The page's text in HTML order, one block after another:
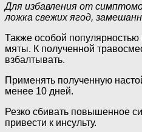
Для избавления от
ложка свежих ягод,
Также особой популярностью
мяты. К полученной
взбалтывать.
Применять полученную
менее 10 дней.
Резко сбивать повышенное
привести к инсульту.